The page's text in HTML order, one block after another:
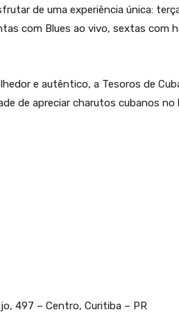
de uma experiência única:
com Blues ao vivo, sextas com
e autêntico, a Tesoros de
de apreciar charutos cubanos no
497 – Centro, Curitiba – PR